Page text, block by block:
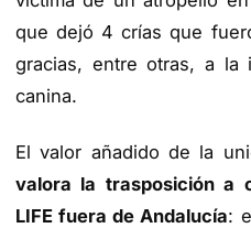
que dejó 4 crías que
gracias, entre otras, a la
canina.
El valor añadido de la
valora la trasposición a
LIFE fuera de Andalucía: